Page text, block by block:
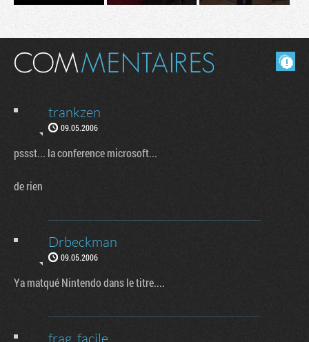
Masquer les commentaires lus.
trankzen
09.05.2006
pssst... la conference microsoft...
de rien
Drbeckman
09.05.2006
Ya matqué Nintendo dans le titre....
frag_facile